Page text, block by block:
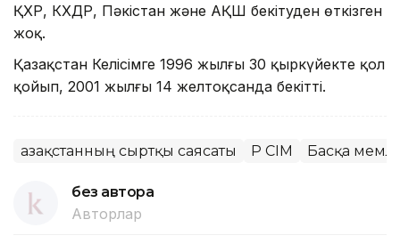
ҚХР, КХДР, Пәкістан және АҚШ бекітуден өткізген
жоқ.
Қазақстан Келісімге 1996 жылғы 30 қыркүйекте қол
қойып, 2001 жылғы 14 желтоқсанда бекітті.
Қазақстанның сыртқы саясаты ҚР СІМ Басқа
без автора
Авторлар